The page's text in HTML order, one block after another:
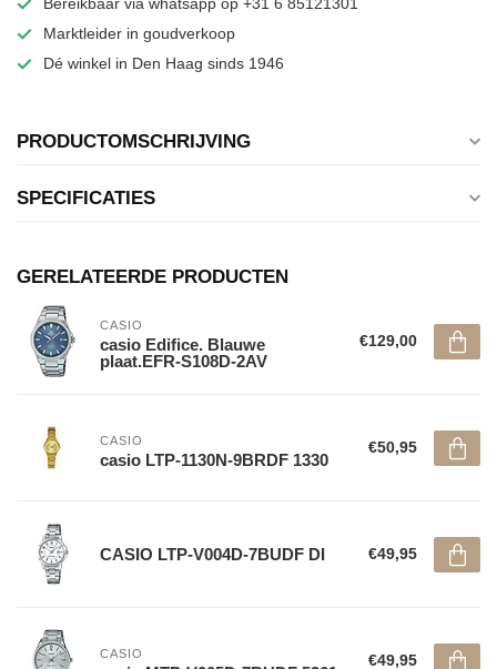
Marktleider in goudverkoop
Dé winkel in Den Haag sinds 1946
PRODUCTOMSCHRIJVING
SPECIFICATIES
GERELATEERDE PRODUCTEN
CASIO
casio Edifice. Blauwe
plaat.EFR-S108D-2AV
€129,00
CASIO
casio LTP-1130N-9BRDF 1330
€50,95
CASIO LTP-V004D-7BUDF DI €49,95
CASIO €49,95